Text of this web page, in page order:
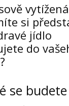
vytížená
si
jídlo
do
se